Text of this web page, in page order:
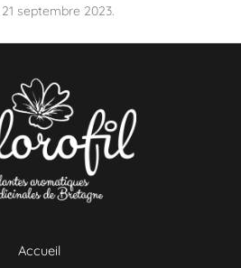
septembre 2023.
Accueil